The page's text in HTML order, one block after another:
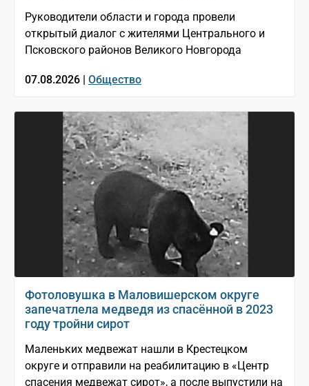
Руководители области и города провели
открытый диалог с жителями Центрального и
Псковского районов Великого Новгорода
07.08.2026 | Общество
Фотоловушка в Маловишерском округе
запечатлела медведя из спасённой в 2023
году тройни сирот
Маленьких медвежат нашли в Крестецком
округе и отправили на реабилитацию в «Центр
спасения медвежат сирот», а после выпустили на